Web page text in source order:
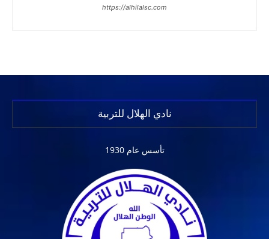
https://alhilalsc.com
نادي الهلال للتربية
تأسس عام 1930